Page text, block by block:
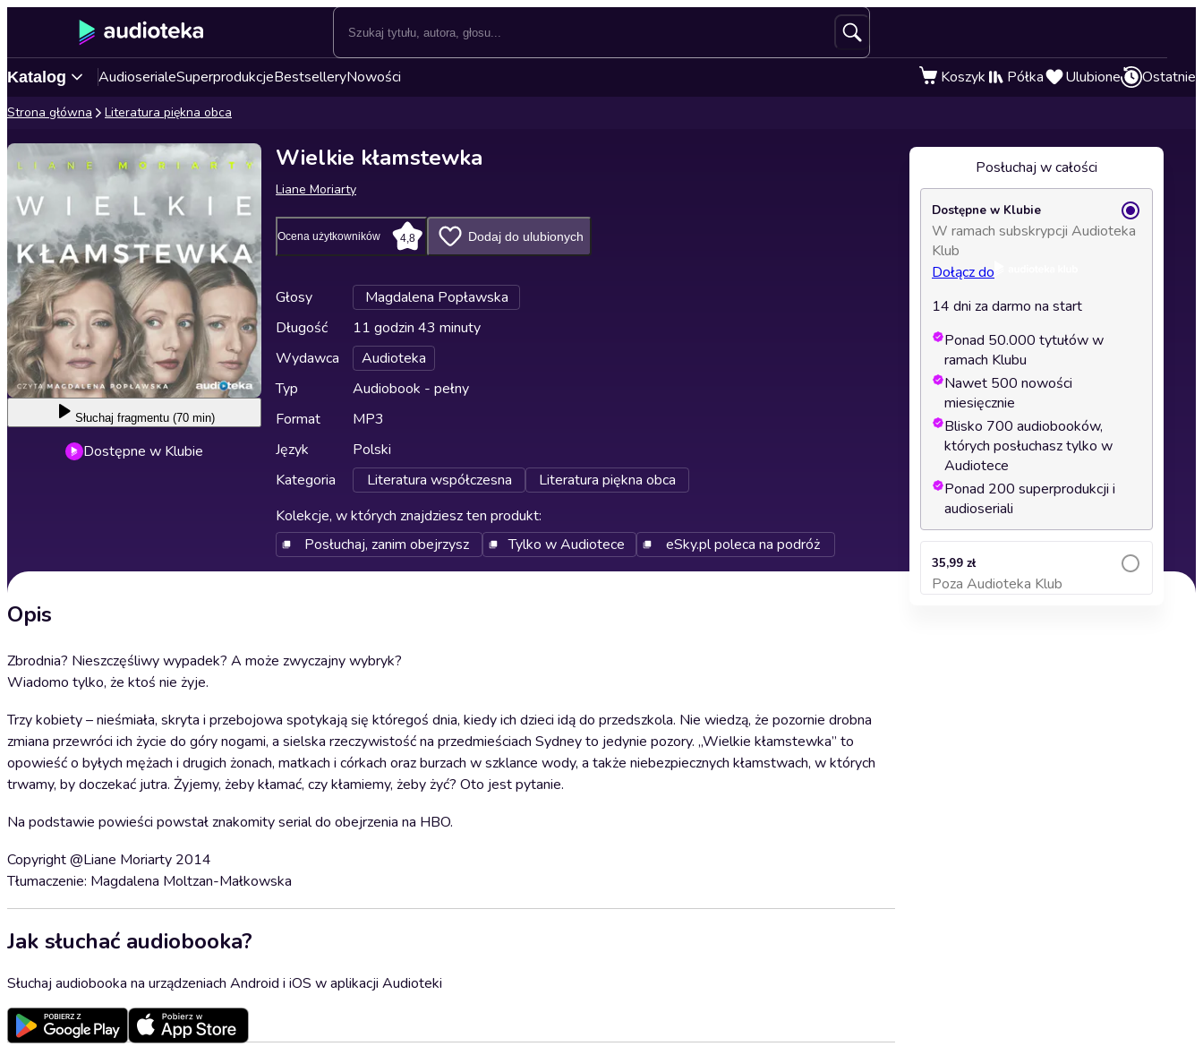
Katalog AudioserialeSuperprodukcjeBestselleryNowości Koszyk Półka Ulubione Ostatnie
Strona główna Literatura piękna obca
Słuchaj fragmentu (70 min)
Dostępne w Klubie
Wielkie kłamstewka
Liane Moriarty
Ocena użytkowników 4,8 Dodaj do ulubionych
Głosy
Magdalena Popławska
Długość
11 godzin 43 minuty
Wydawca
Audioteka
Typ
Audiobook - pełny
Format
MP3
Język
Polski
Kategoria
Literatura współczesna
Literatura piękna obca
Kolekcje, w których znajdziesz ten produkt:
Posłuchaj, zanim obejrzysz
Tylko w Audiotece eSky.pl poleca na podróż
Opis
Zbrodnia? Nieszczęśliwy wypadek? A może zwyczajny wybryk?
Wiadomo tylko, że ktoś nie żyje.
Trzy kobiety – nieśmiała, skryta i przebojowa spotykają się któregoś dnia, kiedy ich dzieci idą do przedszkola. Nie wiedzą, że pozornie drobna
zmiana przewróci ich życie do góry nogami, a sielska rzeczywistość na przedmieściach Sydney to jedynie pozory. „Wielkie kłamstewka” to
opowieść o byłych mężach i drugich żonach, matkach i córkach oraz burzach w szklance wody, a także niebezpiecznych kłamstwach, w których
trwamy, by doczekać jutra. Żyjemy, żeby kłamać, czy kłamiemy, żeby żyć? Oto jest pytanie.
Na podstawie powieści powstał znakomity serial do obejrzenia na HBO.
Copyright @Liane Moriarty 2014
Tłumaczenie: Magdalena Moltzan-Małkowska
Jak słuchać audiobooka?
Słuchaj audiobooka na urządzeniach Android i iOS w aplikacji Audioteki
Posłuchaj w całości
Dostępne w Klubie
W ramach subskrypcji Audioteka
Klub
Dołącz do
14 dni za darmo na start
Ponad 50.000 tytułów w
ramach Klubu
Nawet 500 nowości
miesięcznie
Blisko 700 audiobooków,
których posłuchasz tylko w
Audiotece
Ponad 200 superprodukcji i
audioseriali
35,99 zł
Poza Audioteka Klub
Dodaj do koszyka